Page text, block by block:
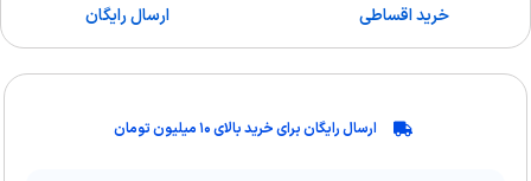
خرید اقساطی ارسال رایگان
ارسال رایگان برای خرید بالای ۱۰ میلیون تومان